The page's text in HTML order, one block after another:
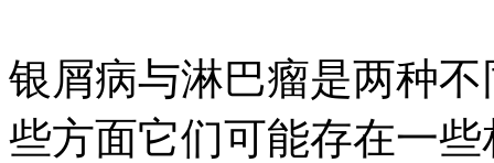
银屑病与淋巴瘤是两种
些方面它们可能存在一